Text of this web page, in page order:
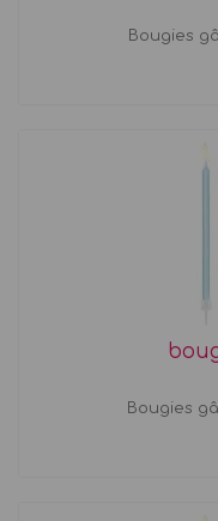
Bougies
Bougies